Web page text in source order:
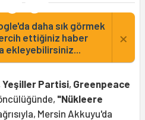
daha sık görmek
ettiğiniz haber
ekleyebilirsiniz...
×
Yeşiller Partisi, Greenpeace
"Nükleere
Mersin Akkuyu'da